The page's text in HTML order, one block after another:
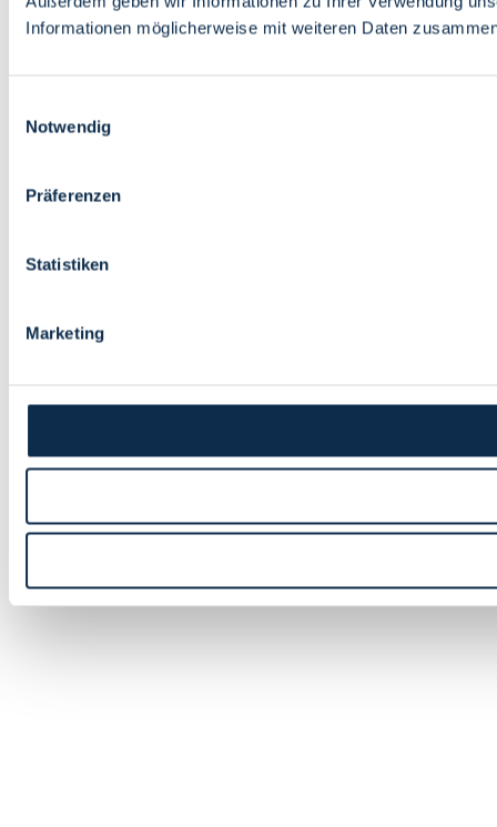
Informationen möglicherweise mit weiteren Daten
Notwendig
Präferenzen
Statistiken
Marketing